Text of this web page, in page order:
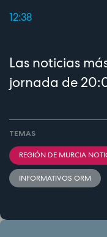
12:38
Las noticias
jornada de
TEMAS
REGIÓN DE MURCIA
INFORMATIVOS ORM